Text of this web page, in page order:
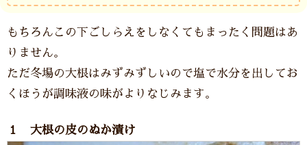
もちろんこの下ごしらえをしなくてもまったく問題はあ
りません。
ただ冬場の大根はみずみずしいので塩で水分を出してお
くほうが調味液の味がよりなじみます。
１ 大根の皮のぬか漬け